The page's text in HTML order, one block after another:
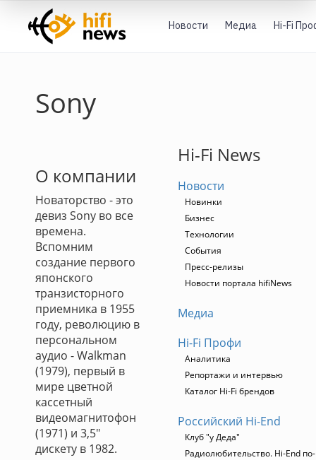
Новости Медиа Hi-Fi
Sony
О компании
Новаторство - это
девиз Sony во все
времена.
Вспомним
создание первого
японского
транзисторного
приемника в 1955
году, революцию в
персональном
аудио - Walkman
(1979), первый в
мире цветной
кассетный
видеомагнитофон
(1971) и 3,5"
дискету в 1982.
Hi-Fi News
Новости
Новинки
Бизнес
Технологии
События
Пресс-релизы
Новости портала hifiNews
Медиа
Hi-Fi Профи
Аналитика
Репортажи и интервью
Каталог Hi-Fi брендов
Российский Hi-End
Клуб "у Деда"
Радиолюбительство. Hi-End